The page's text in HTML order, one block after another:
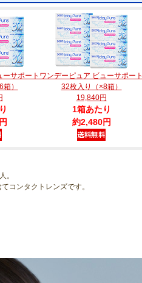
サポート
）
ワンデーピュア ビューサポート
32枚入り（×8箱）
19,840円
1箱あたり
約2,480円
。
コンタクトレンズです。